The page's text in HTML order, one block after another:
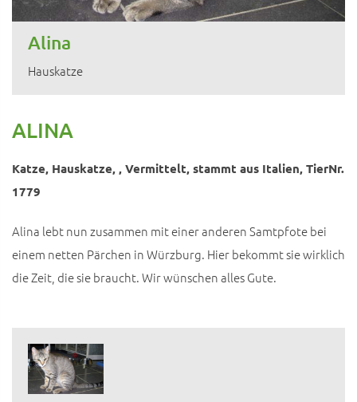
Alina
Hauskatze
ALINA
Katze, Hauskatze, , Vermittelt, stammt aus Italien, TierNr.
1779
Alina lebt nun zusammen mit einer anderen Samtpfote bei
einem netten Pärchen in Würzburg. Hier bekommt sie wirklich
die Zeit, die sie braucht. Wir wünschen alles Gute.